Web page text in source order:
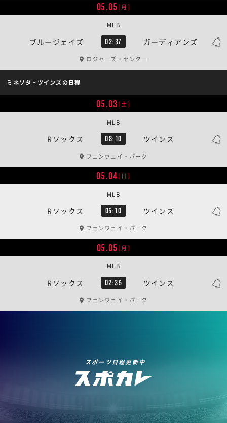
05.05[月]
ブルージェイズ 02:37 ガーディアンズ
MLB
ロジャーズ・センター
ミネソタ・ツインズの日程
05.03[土]
Rソックス 08:10 ツインズ
MLB
フェンウェイ・パーク
05.04[日]
Rソックス 05:10 ツインズ
MLB
フェンウェイ・パーク
05.05[月]
Rソックス 02:35 ツインズ
MLB
フェンウェイ・パーク
スポーツ日程更新中